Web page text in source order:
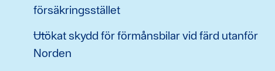
försäkringsstället
Utökat skydd för förmånsbilar vid färd utanför
Norden